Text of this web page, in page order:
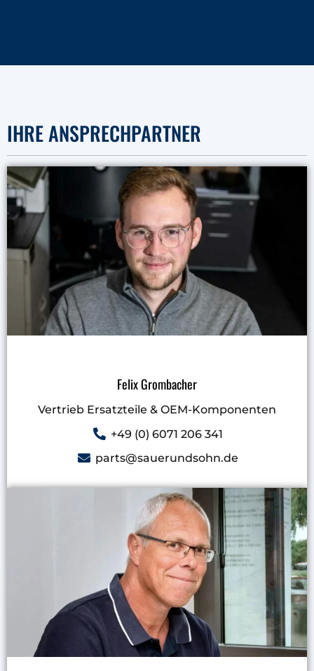
IHRE ANSPRECHPARTNER
Felix Grombacher
Vertrieb Ersatzteile & OEM-Komponenten
+49 (0) 6071 206 341
parts@sauerundsohn.de